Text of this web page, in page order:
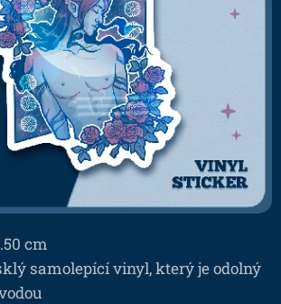
cm
samolepící vinyl, který je odolný